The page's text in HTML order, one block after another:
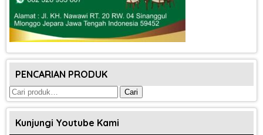
PENCARIAN PRODUK
Pencarian
untuk:
Cari
Kunjungi Youtube Kami